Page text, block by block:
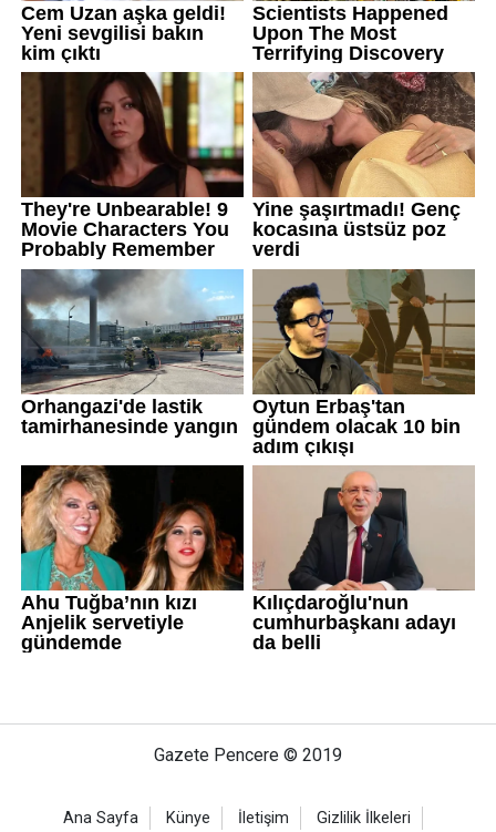
Gazete Pencere © 2019
Ana Sayfa Künye İletişim Gizlilik İlkeleri